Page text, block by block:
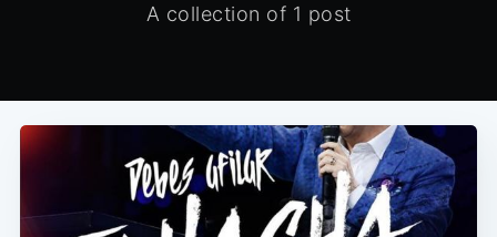
A collection of 1 post